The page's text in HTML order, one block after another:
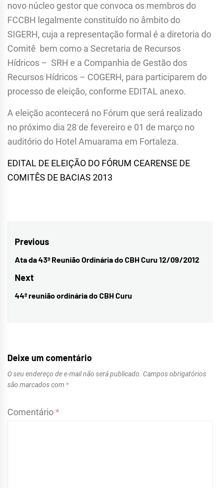
novo núcleo gestor que convoca os membros do
FCCBH legalmente constituído no âmbito do
SIGERH, cuja a representação formal é a diretoria do
Comitê bem como a Secretaria de Recursos
Hídricos – SRH e a Companhia de Gestão dos
Recursos Hídricos – COGERH, para participarem do
processo de eleição, conforme EDITAL anexo.
A eleição acontecerá no Fórum que será realizado
no próximo dia 28 de fevereiro e 01 de março no
auditório do Hotel Amuarama em Fortaleza.
EDITAL DE ELEIÇÃO DO FÓRUM CEARENSE DE
COMITÊS DE BACIAS 2013
Navegação
de
Post
Previous
Previous
post:
Ata da 43ª Reunião Ordinária do CBH Curu 12/09/2012
Next
Next
44ª reunião ordinária do CBH Curu
Deixe um comentário
O seu endereço de e-mail não será publicado. Campos obrigatórios
são marcados com *
Comentário*